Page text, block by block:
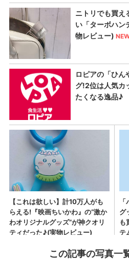
この記事の写真一